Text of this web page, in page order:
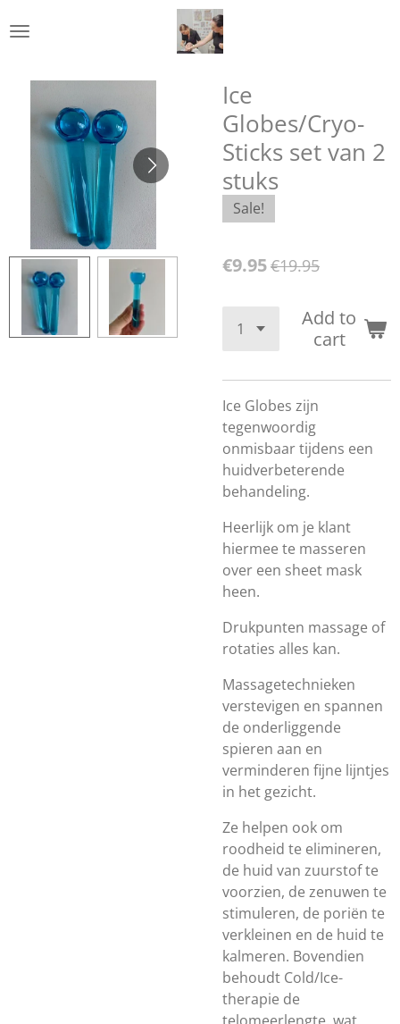
to
content
Ice
Globes/Cryo-
Sticks set van 2
stuks
Sale!
€9.95€19.95
Add to
cart
Ice Globes zijn
tegenwoordig
onmisbaar tijdens een
huidverbeterende
behandeling.
Heerlijk om je klant
hiermee te masseren
over een sheet mask
heen.
Drukpunten massage of
rotaties alles kan.
Massagetechnieken
verstevigen en spannen
de onderliggende
spieren aan en
verminderen fijne lijntjes
in het gezicht.
Ze helpen ook om
roodheid te elimineren,
de huid van zuurstof te
voorzien, de zenuwen te
stimuleren, de poriën te
verkleinen en de huid te
kalmeren. Bovendien
behoudt Cold/Ice-
therapie de